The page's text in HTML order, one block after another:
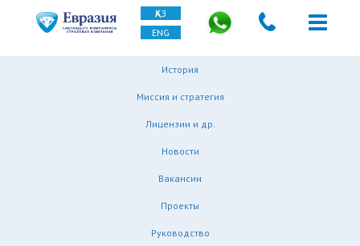
ҚАЗ
ENG
История
Миссия и стратегия
Лицензии и др.
Новости
Вакансии
Проекты
Руководство